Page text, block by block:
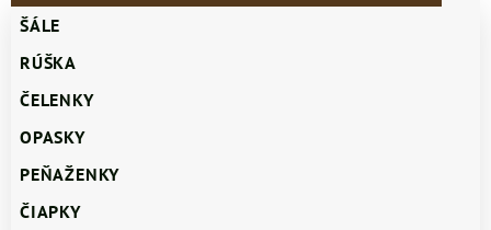
ŠÁLE
RÚŠKA
ČELENKY
OPASKY
PEŇAŽENKY
ČIAPKY